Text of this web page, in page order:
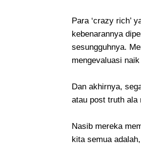
Para ‘crazy rich’
kebenarannya
sesungguhnya.
mengevaluasi
Dan akhirnya,
atau post truth ala
Nasib mereka
kita semua